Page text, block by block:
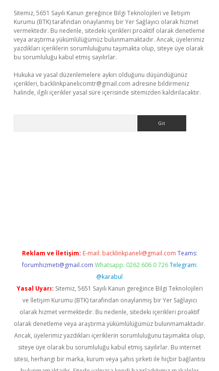
Sitemiz, 5651 Sayılı Kanun gereğince Bilgi Teknolojileri ve İletişim
Kurumu (BTK) tarafından onaylanmış bir Yer Sağlayıcı olarak hizmet
vermektedir. Bu nedenle, sitedeki içerikleri proaktif olarak denetleme
veya araştırma yükümlülüğümüz bulunmamaktadır. Ancak, üyelerimiz
yazdıkları içeriklerin sorumluluğunu taşımakta olup, siteye üye olarak
bu sorumluluğu kabul etmiş sayılırlar.
Hukuka ve yasal düzenlemelere aykırı olduğunu düşündüğünüz
içerikleri, backlinkpanelicomtr@gmail.com adresine bildirmeniz
halinde, ilgili içerikler yasal süre içerisinde sitemizden kaldırılacaktır.
Reklam ve İletişim: E-mail: backlinkpaneli@gmail.com Teams:
forumhizmeti@gmail.com Whatsapp: 0262 606 0 726 Telegram:
@karabul
Yasal Uyarı: Sitemiz, 5651 Sayılı Kanun gereğince Bilgi Teknolojileri
ve İletişim Kurumu (BTK) tarafından onaylanmış bir Yer Sağlayıcı
olarak hizmet vermektedir. Bu nedenle, sitedeki içerikleri proaktif
olarak denetleme veya araştırma yükümlülüğümüz bulunmamaktadır.
Ancak, üyelerimiz yazdıkları içeriklerin sorumluluğunu taşımakta olup,
siteye üye olarak bu sorumluluğu kabul etmiş sayılırlar. Bu internet
sitesi, herhangi bir marka, kurum veya şahıs şirketi ile hiçbir bağlantısı